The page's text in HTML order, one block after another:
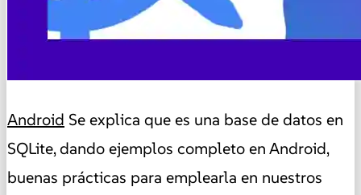
Android Se explica que es una base de datos en
SQLite, dando ejemplos completo en Android,
buenas prácticas para emplearla en nuestros